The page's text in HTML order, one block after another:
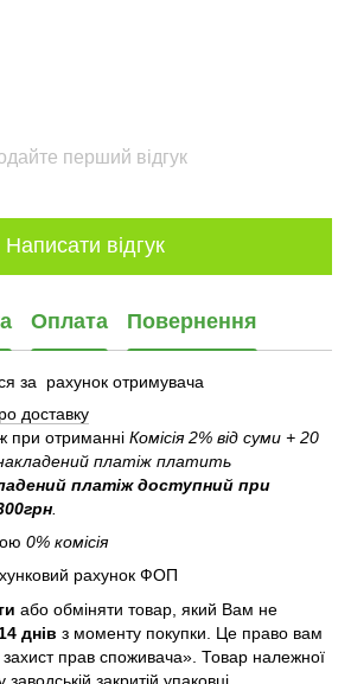
перший відгук
Написати відгук
Оплата Повернення
за рахунок отримувача
доставку
при отриманні Комісія 2% від суми + 20
платіж платить
платіж доступний при
0% комісія
рахунок ФОП
або обміняти товар, який Вам не
днів з моменту покупки. Це право вам
прав споживача». Товар належної
закритій упаковці.